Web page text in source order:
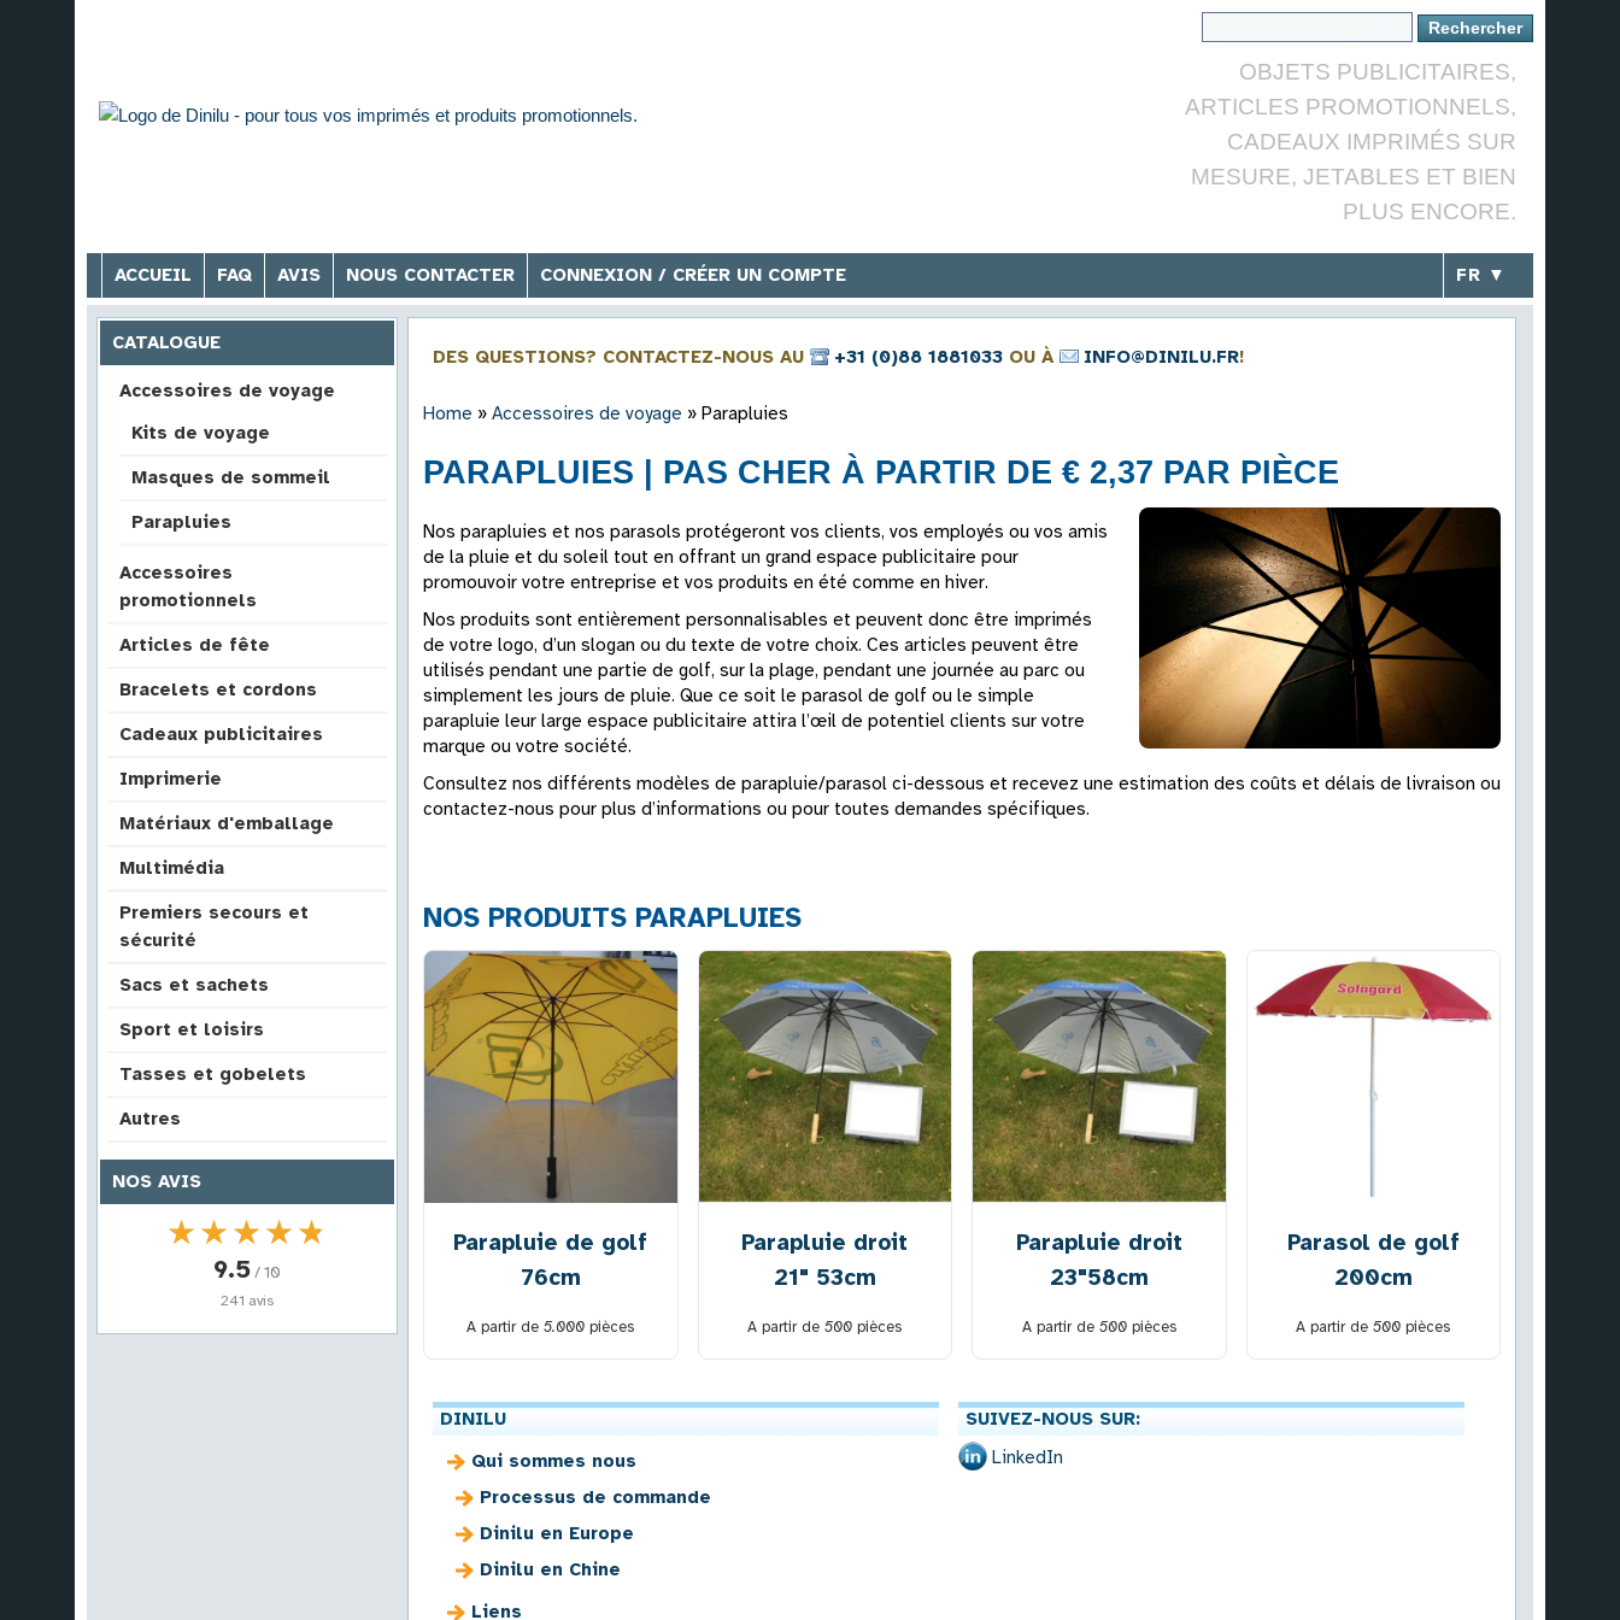
OBJETS PUBLICITAIRES,
ARTICLES PROMOTIONNELS,
CADEAUX IMPRIMÉS SUR
MESURE, JETABLES ET BIEN
PLUS ENCORE.
ACCUEIL FAQ AVIS NOUS CONTACTER CONNEXION / CRÉER UN COMPTE FR ▼
CATALOGUE
Accessoires de voyage
Kits de voyage
Masques de sommeil
Parapluies
Accessoires
promotionnels
Articles de fête
Bracelets et cordons
Cadeaux publicitaires
Imprimerie
Matériaux d'emballage
Multimédia
Premiers secours et
sécurité
Sacs et sachets
Sport et loisirs
Tasses et gobelets
Autres
NOS AVIS
★★★★★
★★★★★
9.5/ 10
241 avis
DES QUESTIONS? CONTACTEZ-NOUS AU +31 (0)88 1881033 OU À INFO@DINILU.FR!
Home » Accessoires de voyage » Parapluies
PARAPLUIES | PAS CHER À PARTIR DE € 2,37 PAR PIÈCE
Nos parapluies et nos parasols protégeront vos clients, vos employés ou vos amis
de la pluie et du soleil tout en offrant un grand espace publicitaire pour
promouvoir votre entreprise et vos produits en été comme en hiver.
Nos produits sont entièrement personnalisables et peuvent donc être imprimés
de votre logo, d’un slogan ou du texte de votre choix. Ces articles peuvent être
utilisés pendant une partie de golf, sur la plage, pendant une journée au parc ou
simplement les jours de pluie. Que ce soit le parasol de golf ou le simple
parapluie leur large espace publicitaire attira l’œil de potentiel clients sur votre
marque ou votre société.
Consultez nos différents modèles de parapluie/parasol ci-dessous et recevez une estimation des coûts et délais de livraison ou
contactez-nous pour plus d’informations ou pour toutes demandes spécifiques.
NOS PRODUITS PARAPLUIES
Parapluie de golf
76cm
A partir de5.000 pièces
Parapluie droit
21" 53cm
A partir de500 pièces
Parapluie droit
23"58cm
A partir de 500pièces
Parasol de golf
200cm
A partir de500 pièces
DINILU
Qui sommes nous
Processus de commande
Dinilu en Europe
Dinilu en Chine
Liens
SUIVEZ-NOUS SUR:
LinkedIn